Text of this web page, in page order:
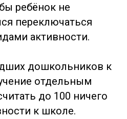
ребёнок не
переключаться
активности.
дошкольников к
отдельным
до 100 ничего
к школе.